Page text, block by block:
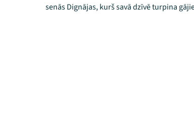
senās Dignājas, kurš savā dzīvē turpina